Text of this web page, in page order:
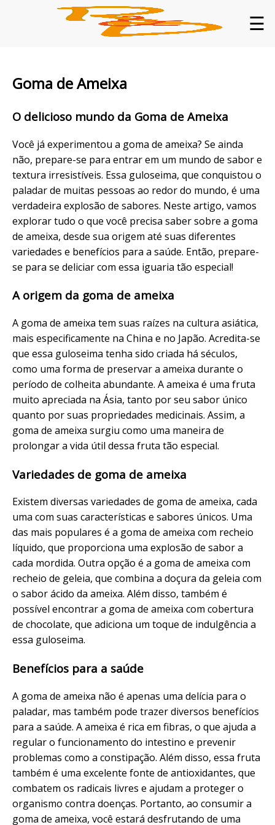
☰
Goma de Ameixa
O delicioso mundo da Goma de Ameixa
Você já experimentou a goma de ameixa? Se ainda
não, prepare-se para entrar em um mundo de sabor e
textura irresistíveis. Essa guloseima, que conquistou o
paladar de muitas pessoas ao redor do mundo, é uma
verdadeira explosão de sabores. Neste artigo, vamos
explorar tudo o que você precisa saber sobre a goma
de ameixa, desde sua origem até suas diferentes
variedades e benefícios para a saúde. Então, prepare-
se para se deliciar com essa iguaria tão especial!
A origem da goma de ameixa
A goma de ameixa tem suas raízes na cultura asiática,
mais especificamente na China e no Japão. Acredita-se
que essa guloseima tenha sido criada há séculos,
como uma forma de preservar a ameixa durante o
período de colheita abundante. A ameixa é uma fruta
muito apreciada na Ásia, tanto por seu sabor único
quanto por suas propriedades medicinais. Assim, a
goma de ameixa surgiu como uma maneira de
prolongar a vida útil dessa fruta tão especial.
Variedades de goma de ameixa
Existem diversas variedades de goma de ameixa, cada
uma com suas características e sabores únicos. Uma
das mais populares é a goma de ameixa com recheio
líquido, que proporciona uma explosão de sabor a
cada mordida. Outra opção é a goma de ameixa com
recheio de geleia, que combina a doçura da geleia com
o sabor ácido da ameixa. Além disso, também é
possível encontrar a goma de ameixa com cobertura
de chocolate, que adiciona um toque de indulgência a
essa guloseima.
Benefícios para a saúde
A goma de ameixa não é apenas uma delícia para o
paladar, mas também pode trazer diversos benefícios
para a saúde. A ameixa é rica em fibras, o que ajuda a
regular o funcionamento do intestino e prevenir
problemas como a constipação. Além disso, essa fruta
também é uma excelente fonte de antioxidantes, que
combatem os radicais livres e ajudam a proteger o
organismo contra doenças. Portanto, ao consumir a
goma de ameixa, você estará desfrutando de uma